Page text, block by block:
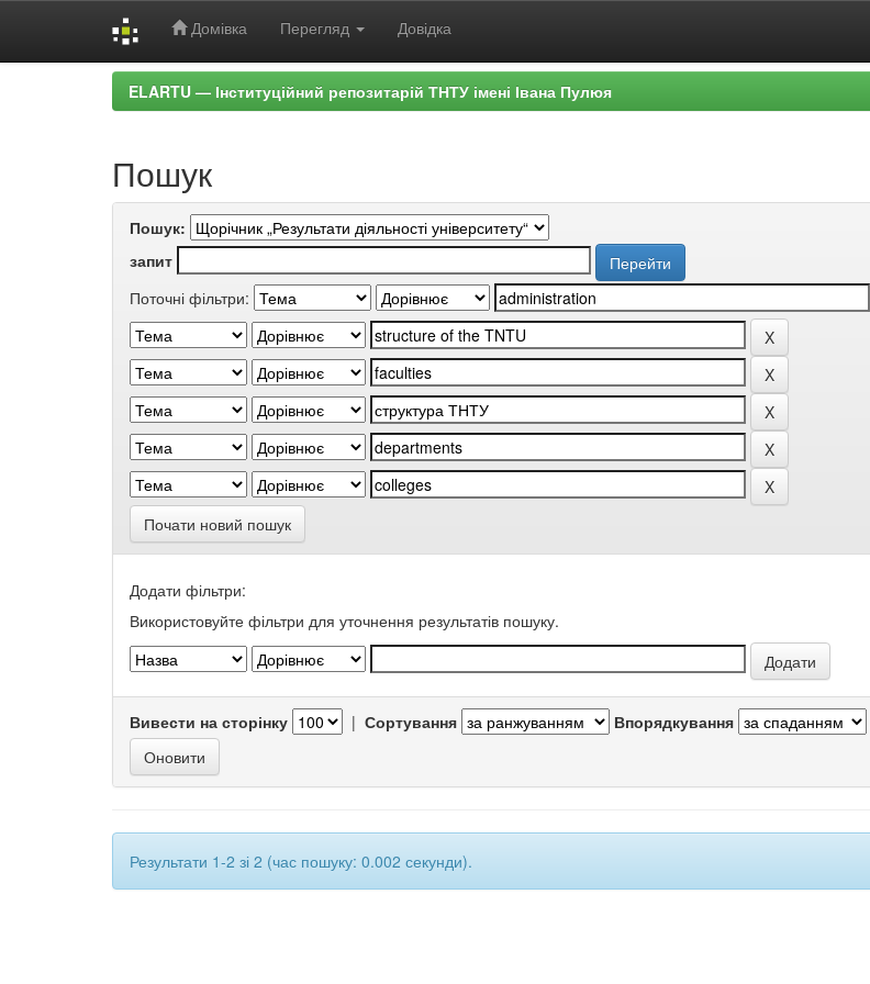
Домівка Перегляд Довідка
ELARTU — Інституційний репозитарій ТНТУ імені Івана Пулюя
Пошук
Пошук:
запит
Поточні фільтри:
Почати новий пошук
Додати фільтри:
Використовуйте фільтри для уточнення результатів пошуку.
Вивести на сторінку | Сортування Впорядкування
Результати 1-2 зі 2 (час пошуку: 0.002 секунди).